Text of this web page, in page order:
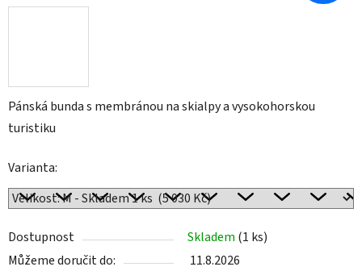
Pánská bunda s membránou na skialpy a vysokohorskou
turistiku
Varianta:
Dostupnost Skladem (1 ks)
Můžeme doručit do:
11.8.2026